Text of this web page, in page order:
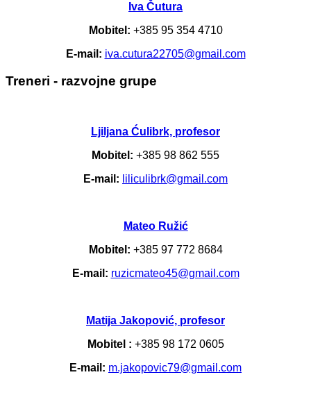
Iva Čutura
Mobitel: +385 95 354 4710
E-mail: iva.cutura22705@gmail.com
Treneri - razvojne grupe
Ljiljana Ćulibrk, profesor
Mobitel: +385 98 862 555
E-mail: liliculibrk@gmail.com
Mateo Ružić
Mobitel: +385 97 772 8684
E-mail: ruzicmateo45@gmail.com
Matija Jakopović, profesor
Mobitel : +385 98 172 0605
E-mail: m.jakopovic79@gmail.com